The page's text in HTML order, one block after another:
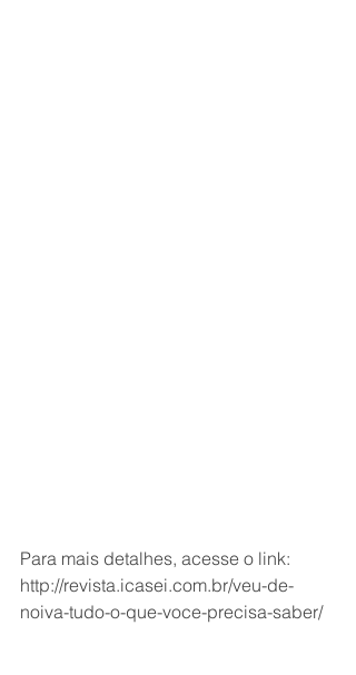
Para mais detalhes, acesse o link:
http://revista.icasei.com.br/veu-de-
noiva-tudo-o-que-voce-precisa-saber/